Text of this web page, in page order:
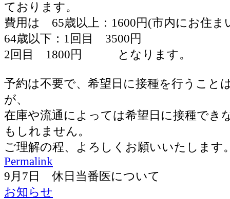
ております。
費用は 65歳以上：1600円(市内にお住ま
64歳以下：1回目 3500円
2回目 1800円 となります。
予約は不要で、希望日に接種を行うこと
が、
在庫や流通によっては希望日に接種でき
もしれません。
ご理解の程、よろしくお願いいたします
Permalink
9月7日 休日当番医について
お知らせ